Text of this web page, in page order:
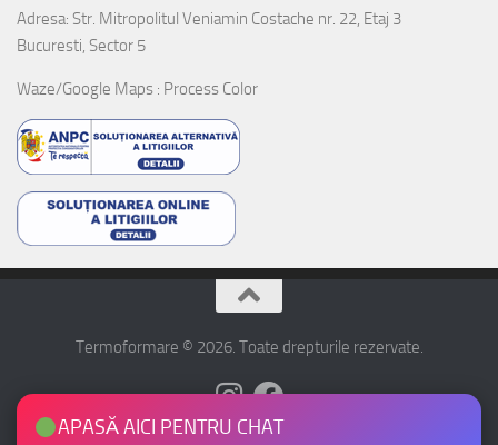
Adresa: Str. Mitropolitul Veniamin Costache nr. 22, Etaj 3
Bucuresti, Sector 5
Waze/Google Maps : Process Color
Termoformare © 2026. Toate drepturile rezervate.
APASĂ AICI PENTRU CHAT